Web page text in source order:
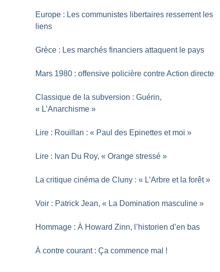
Europe : Les communistes libertaires resserrent les
liens
Grèce : Les marchés financiers attaquent le pays
Mars 1980 : offensive policière contre Action directe
Classique de la subversion : Guérin,
« L’Anarchisme »
Lire : Rouillan : « Paul des Epinettes et moi »
Lire : Ivan Du Roy, « Orange stressé »
La critique cinéma de Cluny : « L’Arbre et la forêt »
Voir : Patrick Jean, « La Domination masculine »
Hommage : À Howard Zinn, l’historien d’en bas
À contre courant : Ça commence mal !